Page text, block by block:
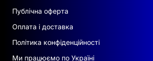
Публічна оферта
Оплата і доставка
Політика конфіденційності
Ми працюємо по Україні